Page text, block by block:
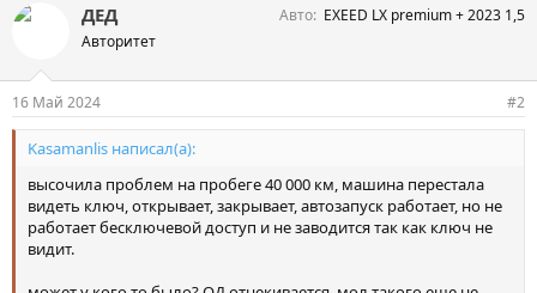
ДЕД
Авторитет
Авто EXEED LX premium + 2023 1,5
16 Май 2024 #2
Kasamanlis написал(а):
высочила проблем на пробеге 40 000 км, машина перестала
видеть ключ, открывает, закрывает, автозапуск работает, но не
работает бесключевой доступ и не заводится так как ключ не
видит.